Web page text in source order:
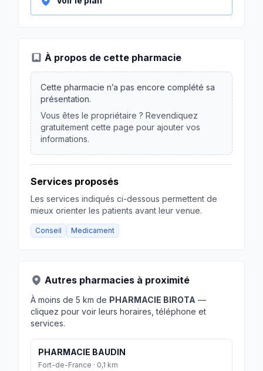
À propos de cette pharmacie
Cette pharmacie n’a pas encore complété sa
présentation.
Vous êtes le propriétaire ? Revendiquez
gratuitement cette page pour ajouter vos
informations.
Services proposés
Les services indiqués ci-dessous permettent de
mieux orienter les patients avant leur venue.
Conseil Medicament
Autres pharmacies à proximité
À moins de 5 km de PHARMACIE BIROTA —
cliquez pour voir leurs horaires, téléphone et
services.
PHARMACIE BAUDIN
Fort-de-France · 0,1 km